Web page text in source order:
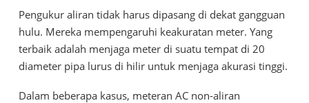
Pengukur aliran tidak harus dipasang di dekat gangguan
hulu. Mereka mempengaruhi keakuratan meter. Yang
terbaik adalah menjaga meter di suatu tempat di 20
diameter pipa lurus di hilir untuk menjaga akurasi tinggi.
Dalam beberapa kasus, meteran AC non-aliran